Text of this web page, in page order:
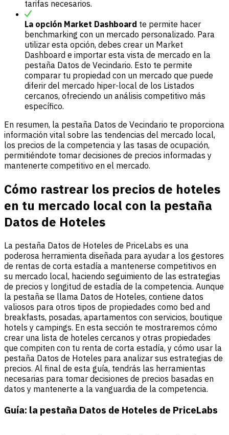
tarifas necesarios.
La opción Market Dashboard te permite hacer
benchmarking con un mercado personalizado. Para
utilizar esta opción, debes crear un Market
Dashboard e importar esta vista de mercado en la
pestaña Datos de Vecindario. Esto te permite
comparar tu propiedad con un mercado que puede
diferir del mercado hiper-local de los Listados
cercanos, ofreciendo un análisis competitivo más
específico.
En resumen, la pestaña Datos de Vecindario te proporciona
información vital sobre las tendencias del mercado local,
los precios de la competencia y las tasas de ocupación,
permitiéndote tomar decisiones de precios informadas y
mantenerte competitivo en el mercado.
Cómo rastrear los precios de hoteles
en tu mercado local con la pestaña
Datos de Hoteles
La pestaña Datos de Hoteles de PriceLabs es una
poderosa herramienta diseñada para ayudar a los gestores
de rentas de corta estadía a mantenerse competitivos en
su mercado local, haciendo seguimiento de las estrategias
de precios y longitud de estadía de la competencia. Aunque
la pestaña se llama Datos de Hoteles, contiene datos
valiosos para otros tipos de propiedades como bed and
breakfasts, posadas, apartamentos con servicios, boutique
hotels y campings. En esta sección te mostraremos cómo
crear una lista de hoteles cercanos y otras propiedades
que compiten con tu renta de corta estadía, y cómo usar la
pestaña Datos de Hoteles para analizar sus estrategias de
precios. Al final de esta guía, tendrás las herramientas
necesarias para tomar decisiones de precios basadas en
datos y mantenerte a la vanguardia de la competencia.
Guía: la pestaña Datos de Hoteles de PriceLabs